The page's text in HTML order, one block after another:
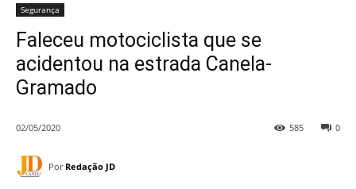
Segurança
Faleceu motociclista que se
acidentou na estrada Canela-
Gramado
02/05/2020 0
585
Por Redação JD